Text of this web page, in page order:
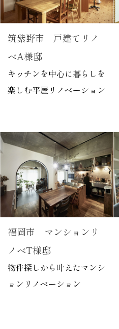
筑紫野市 戸建てリノ
ベA様邸
キッチンを中心に暮らしを
楽しむ平屋リノベーション
福岡市 マンションリ
ノベT様邸
物件探しから叶えたマンシ
ョンリノベーション